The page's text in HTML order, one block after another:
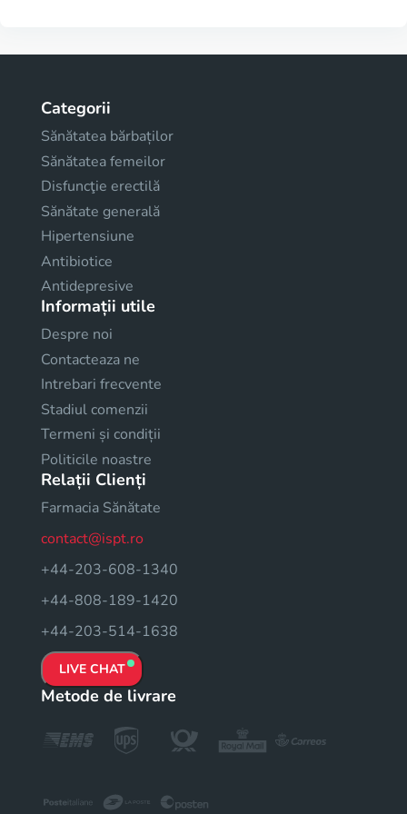
Categorii
Sănătatea bărbaților
Sănătatea femeilor
Disfuncţie erectilă
Sănătate generală
Hipertensiune
Antibiotice
Antidepresive
Informații utile
Despre noi
Contacteaza ne
Intrebari frecvente
Stadiul comenzii
Termeni și condiții
Politicile noastre
Relații Clienți
Farmacia Sănătate
contact@ispt.ro
+44-203-608-1340
+44-808-189-1420
+44-203-514-1638
LIVE CHAT
Metode de livrare